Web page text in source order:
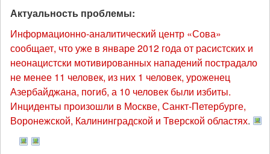
Актуальность проблемы:
Информационно-аналитический центр «Сова»
сообщает, что уже в январе 2012 года от расистских и
неонацистски мотивированных нападений пострадало
не менее 11 человек, из них 1 человек, уроженец
Азербайджана, погиб, а 10 человек были избиты.
Инциденты произошли в Москве, Санкт-Петербурге,
Воронежской, Калининградской и Тверской областях.